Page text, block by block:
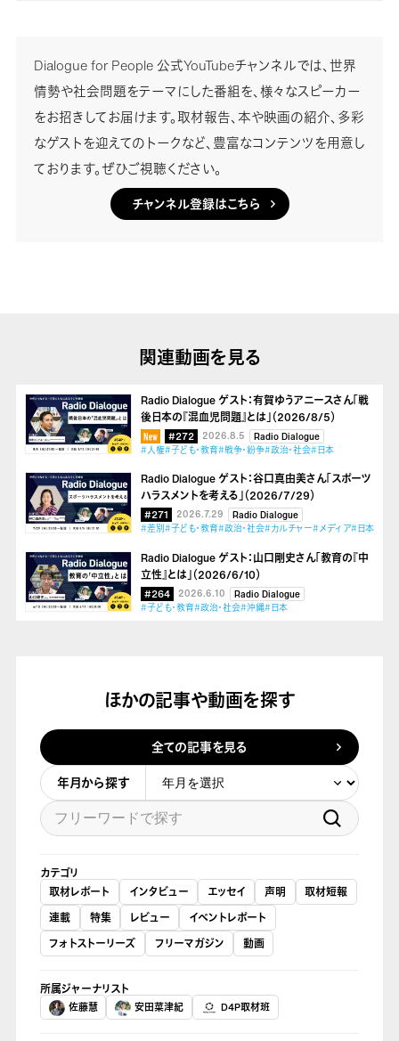
Dialogue for People 公式YouTubeチャンネルでは、世界
情勢や社会問題をテーマにした番組を、様々なスピーカー
をお招きしてお届けます。取材報告、本や映画の紹介、多彩
なゲストを迎えてのトークなど、豊富なコンテンツを用意し
ております。ぜひご視聴ください。
チャンネル登録はこちら
関連動画を見る
Radio Dialogue ゲスト：有賀ゆうアニースさん「戦
後日本の『混血児問題』とは」（2026/8/5）
#272 2026.8.5
Radio Dialogue
#人権#子ども・教育#戦争・紛争#政治・社会#日本
Radio Dialogue ゲスト：谷口真由美さん「スポーツ
ハラスメントを考える」（2026/7/29）
#271 2026.7.29
Radio Dialogue
#差別#子ども・教育#政治・社会#カルチャー#メディア#日本
Radio Dialogue ゲスト：山口剛史さん「教育の『中
立性』とは」（2026/6/10）
#264 2026.6.10
Radio Dialogue
#子ども・教育#政治・社会#沖縄#日本
ほかの記事や動画を探す
全ての記事を見る
年月から探す
カテゴリ
取材レポート
インタビュー エッセイ 声明
取材短報
連載
特集 レビュー
イベントレポート
フォトストーリーズ
フリーマガジン 動画
所属ジャーナリスト
佐藤慧 安田菜津紀 D4P取材班